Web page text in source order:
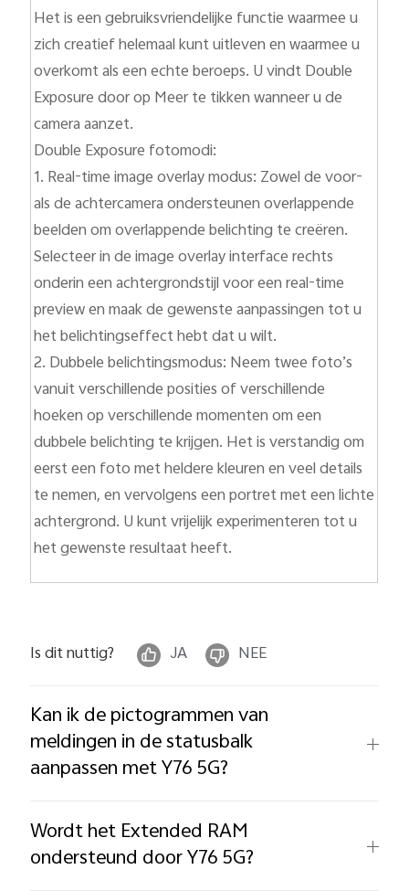
Het is een gebruiksvriendelijke functie waarmee u
zich creatief helemaal kunt uitleven en waarmee u
overkomt als een echte beroeps. U vindt Double
Exposure door op Meer te tikken wanneer u de
camera aanzet.
Double Exposure fotomodi:
1. Real-time image overlay modus: Zowel de voor-
als de achtercamera ondersteunen overlappende
beelden om overlappende belichting te creëren.
Selecteer in de image overlay interface rechts
onderin een achtergrondstijl voor een real-time
preview en maak de gewenste aanpassingen tot u
het belichtingseffect hebt dat u wilt.
2. Dubbele belichtingsmodus: Neem twee foto’s
vanuit verschillende posities of verschillende
hoeken op verschillende momenten om een
dubbele belichting te krijgen. Het is verstandig om
eerst een foto met heldere kleuren en veel details
te nemen, en vervolgens een portret met een lichte
achtergrond. U kunt vrijelijk experimenteren tot u
het gewenste resultaat heeft.
Is dit nuttig? JA NEE
Kan ik de pictogrammen van
meldingen in de statusbalk
aanpassen met Y76 5G?
Wordt het Extended RAM
ondersteund door Y76 5G?